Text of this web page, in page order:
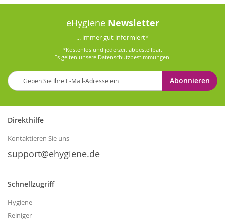
eHygiene Newsletter
... immer gut informiert*
*Kostenlos und jederzeit abbestellbar.
Es gelten unsere Datenschutzbestimmungen.
Melden
Sie
sich
Newsletter
Abonnieren
Direkthilfe
Kontaktieren Sie uns
support@ehygiene.de
Schnellzugriff
Hygiene
Reiniger